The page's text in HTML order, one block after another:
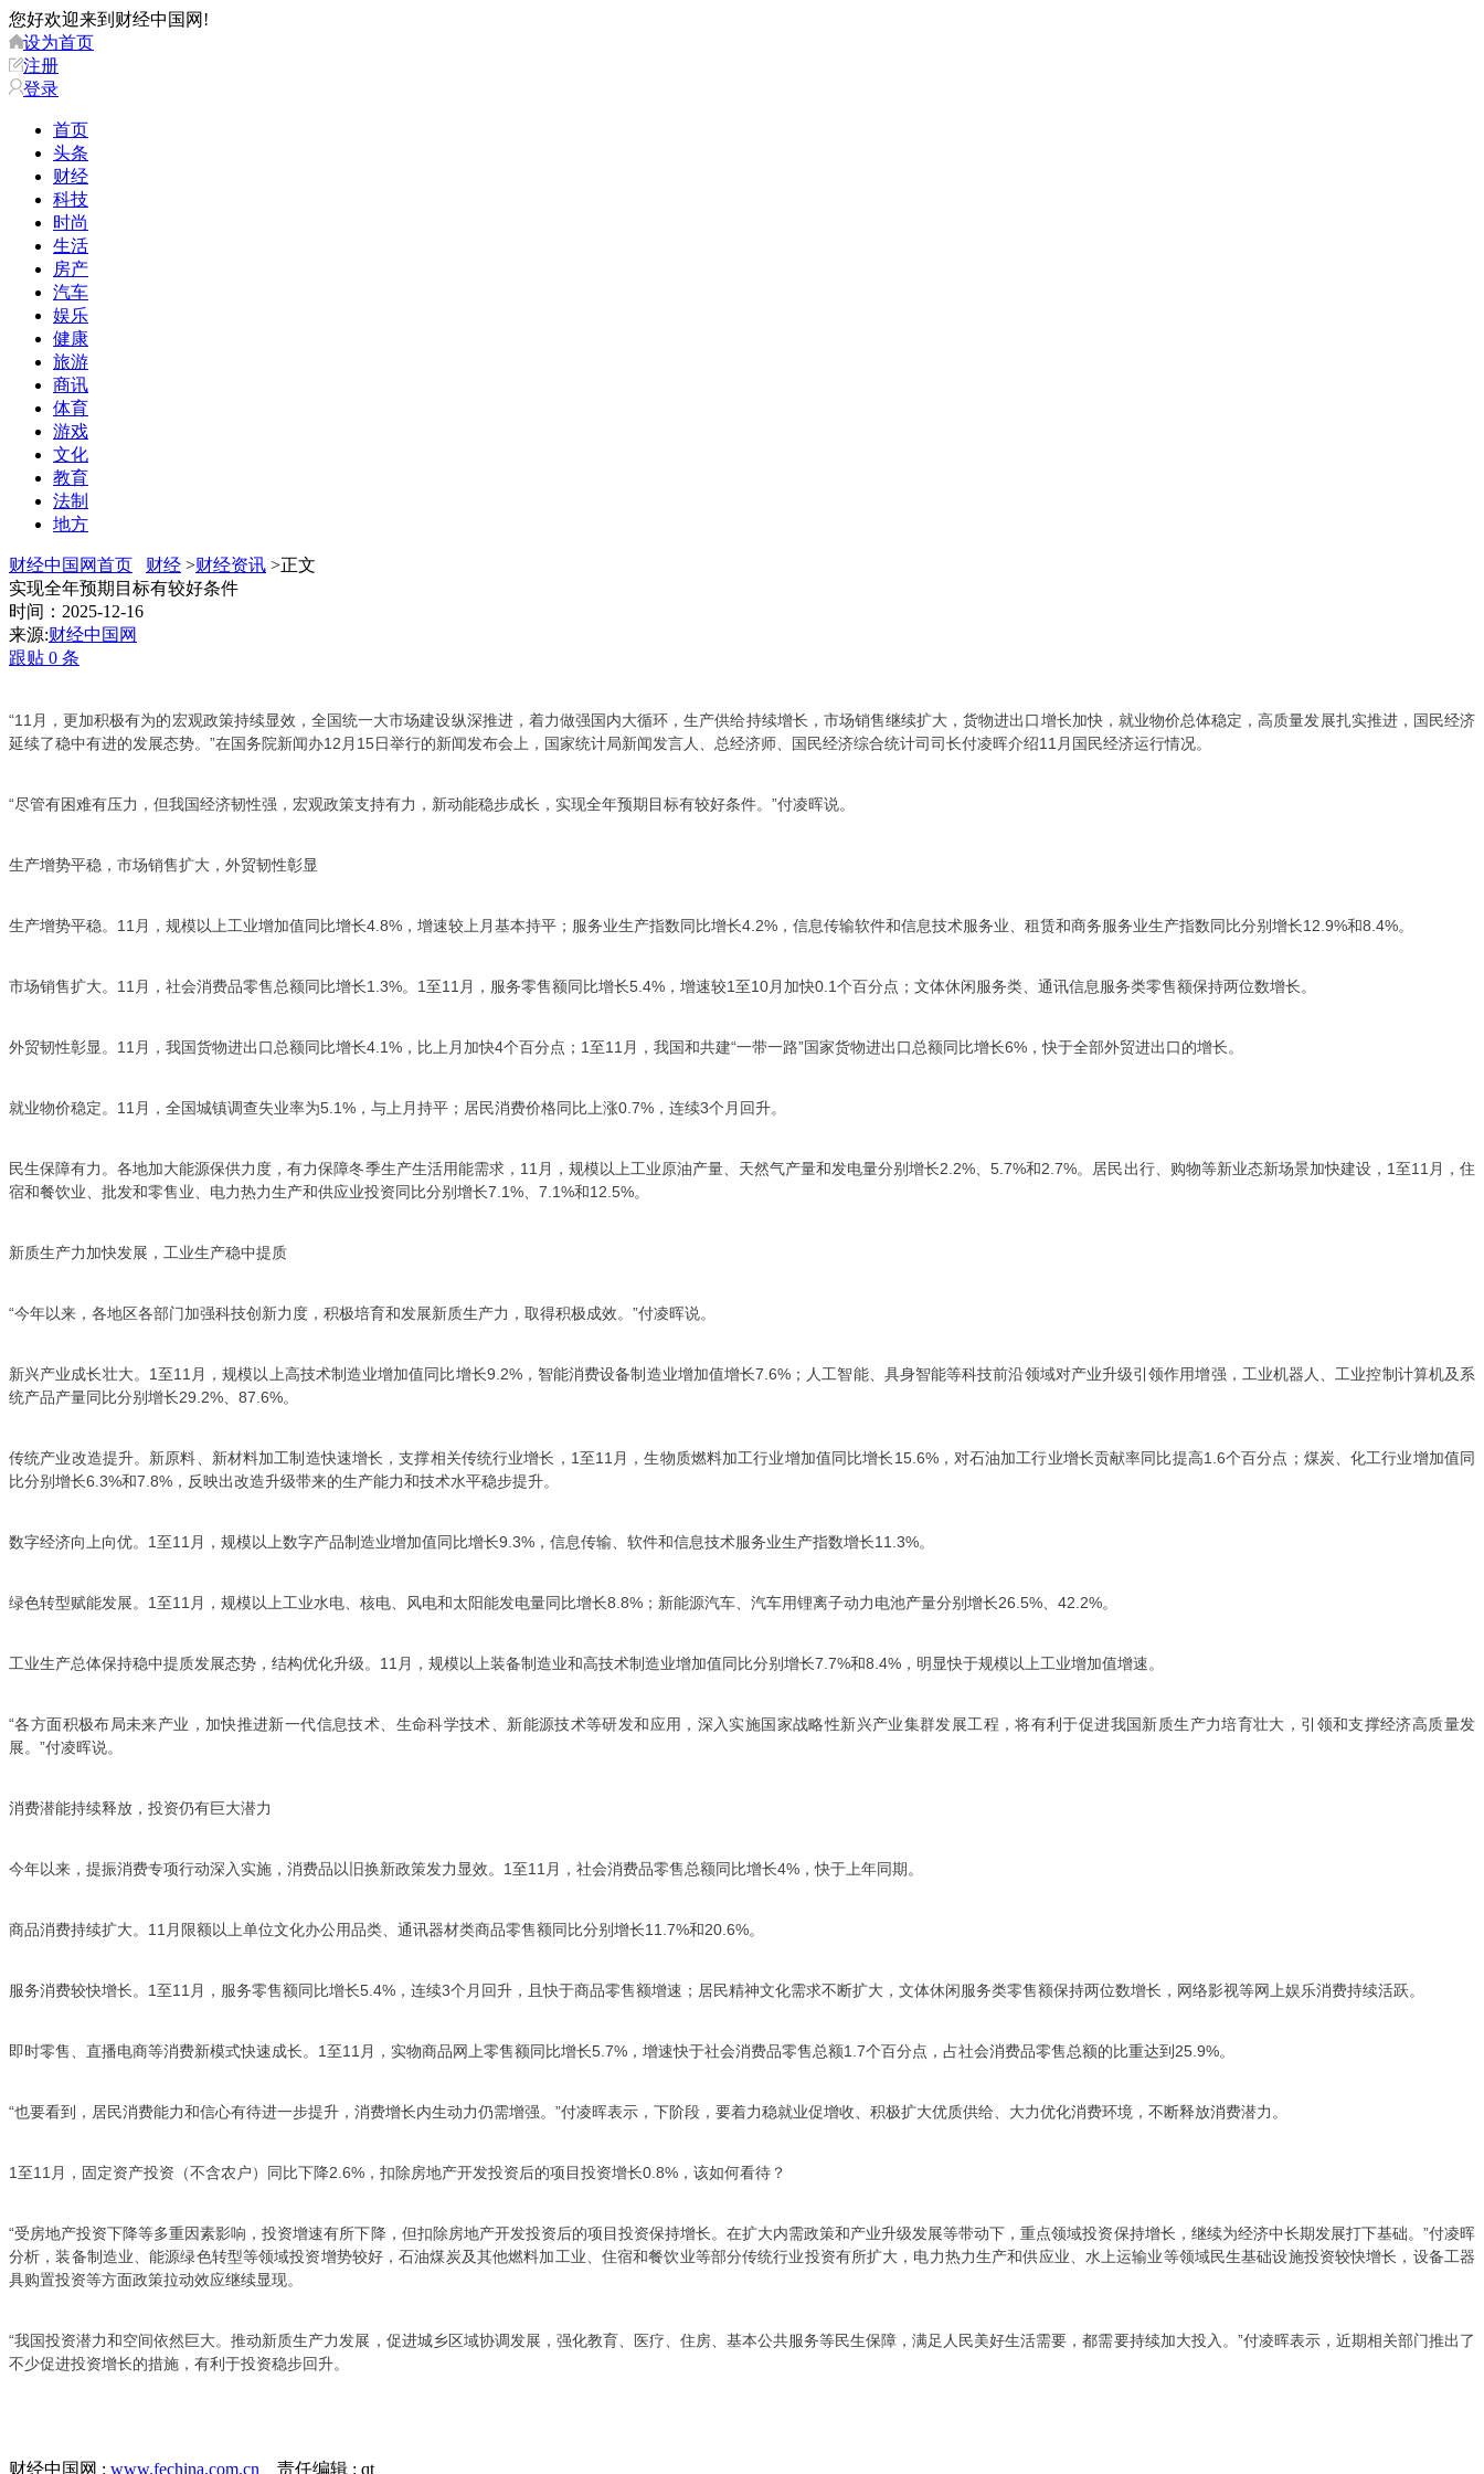
您好欢迎来到财经中国网!
设为首页
注册
登录
首页
头条
财经
科技
时尚
生活
房产
汽车
娱乐
健康
旅游
商讯
体育
游戏
文化
教育
法制
地方
财经中国网首页 财经 >财经资讯 >正文
实现全年预期目标有较好条件
时间：2025-12-16
来源:财经中国网
跟贴 0 条
“11月，更加积极有为的宏观政策持续显效，全国统一大市场建设纵深推进，着力做强国内大循环，生产供给持续增长，市场销售继续扩大，货物进出口增长加快，就业物价总体稳定，高质量发展扎实推进，国民经济
延续了稳中有进的发展态势。”在国务院新闻办12月15日举行的新闻发布会上，国家统计局新闻发言人、总经济师、国民经济综合统计司司长付凌晖介绍11月国民经济运行情况。
“尽管有困难有压力，但我国经济韧性强，宏观政策支持有力，新动能稳步成长，实现全年预期目标有较好条件。”付凌晖说。
生产增势平稳，市场销售扩大，外贸韧性彰显
生产增势平稳。11月，规模以上工业增加值同比增长4.8%，增速较上月基本持平；服务业生产指数同比增长4.2%，信息传输软件和信息技术服务业、租赁和商务服务业生产指数同比分别增长12.9%和8.4%。
市场销售扩大。11月，社会消费品零售总额同比增长1.3%。1至11月，服务零售额同比增长5.4%，增速较1至10月加快0.1个百分点；文体休闲服务类、通讯信息服务类零售额保持两位数增长。
外贸韧性彰显。11月，我国货物进出口总额同比增长4.1%，比上月加快4个百分点；1至11月，我国和共建“一带一路”国家货物进出口总额同比增长6%，快于全部外贸进出口的增长。
就业物价稳定。11月，全国城镇调查失业率为5.1%，与上月持平；居民消费价格同比上涨0.7%，连续3个月回升。
民生保障有力。各地加大能源保供力度，有力保障冬季生产生活用能需求，11月，规模以上工业原油产量、天然气产量和发电量分别增长2.2%、5.7%和2.7%。居民出行、购物等新业态新场景加快建设，1至11月，住
宿和餐饮业、批发和零售业、电力热力生产和供应业投资同比分别增长7.1%、7.1%和12.5%。
新质生产力加快发展，工业生产稳中提质
“今年以来，各地区各部门加强科技创新力度，积极培育和发展新质生产力，取得积极成效。”付凌晖说。
新兴产业成长壮大。1至11月，规模以上高技术制造业增加值同比增长9.2%，智能消费设备制造业增加值增长7.6%；人工智能、具身智能等科技前沿领域对产业升级引领作用增强，工业机器人、工业控制计算机及系
统产品产量同比分别增长29.2%、87.6%。
传统产业改造提升。新原料、新材料加工制造快速增长，支撑相关传统行业增长，1至11月，生物质燃料加工行业增加值同比增长15.6%，对石油加工行业增长贡献率同比提高1.6个百分点；煤炭、化工行业增加值同
比分别增长6.3%和7.8%，反映出改造升级带来的生产能力和技术水平稳步提升。
数字经济向上向优。1至11月，规模以上数字产品制造业增加值同比增长9.3%，信息传输、软件和信息技术服务业生产指数增长11.3%。
绿色转型赋能发展。1至11月，规模以上工业水电、核电、风电和太阳能发电量同比增长8.8%；新能源汽车、汽车用锂离子动力电池产量分别增长26.5%、42.2%。
工业生产总体保持稳中提质发展态势，结构优化升级。11月，规模以上装备制造业和高技术制造业增加值同比分别增长7.7%和8.4%，明显快于规模以上工业增加值增速。
“各方面积极布局未来产业，加快推进新一代信息技术、生命科学技术、新能源技术等研发和应用，深入实施国家战略性新兴产业集群发展工程，将有利于促进我国新质生产力培育壮大，引领和支撑经济高质量发
展。”付凌晖说。
消费潜能持续释放，投资仍有巨大潜力
今年以来，提振消费专项行动深入实施，消费品以旧换新政策发力显效。1至11月，社会消费品零售总额同比增长4%，快于上年同期。
商品消费持续扩大。11月限额以上单位文化办公用品类、通讯器材类商品零售额同比分别增长11.7%和20.6%。
服务消费较快增长。1至11月，服务零售额同比增长5.4%，连续3个月回升，且快于商品零售额增速；居民精神文化需求不断扩大，文体休闲服务类零售额保持两位数增长，网络影视等网上娱乐消费持续活跃。
即时零售、直播电商等消费新模式快速成长。1至11月，实物商品网上零售额同比增长5.7%，增速快于社会消费品零售总额1.7个百分点，占社会消费品零售总额的比重达到25.9%。
“也要看到，居民消费能力和信心有待进一步提升，消费增长内生动力仍需增强。”付凌晖表示，下阶段，要着力稳就业促增收、积极扩大优质供给、大力优化消费环境，不断释放消费潜力。
1至11月，固定资产投资（不含农户）同比下降2.6%，扣除房地产开发投资后的项目投资增长0.8%，该如何看待？
“受房地产投资下降等多重因素影响，投资增速有所下降，但扣除房地产开发投资后的项目投资保持增长。在扩大内需政策和产业升级发展等带动下，重点领域投资保持增长，继续为经济中长期发展打下基础。”付凌晖
分析，装备制造业、能源绿色转型等领域投资增势较好，石油煤炭及其他燃料加工业、住宿和餐饮业等部分传统行业投资有所扩大，电力热力生产和供应业、水上运输业等领域民生基础设施投资较快增长，设备工器
具购置投资等方面政策拉动效应继续显现。
“我国投资潜力和空间依然巨大。推动新质生产力发展，促进城乡区域协调发展，强化教育、医疗、住房、基本公共服务等民生保障，满足人民美好生活需要，都需要持续加大投入。”付凌晖表示，近期相关部门推出了
不少促进投资增长的措施，有利于投资稳步回升。
财经中国网 : www.fechina.com.cn 责任编辑 : qt